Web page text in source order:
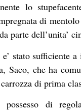
lo
di
parte dell’unita’
stato sufficiente
Saco, che ha
di prima
di